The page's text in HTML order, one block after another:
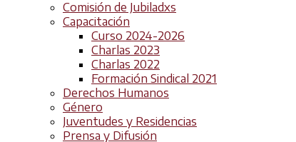
Comisión de Jubiladxs
Capacitación
Curso 2024-2026
Charlas 2023
Charlas 2022
Formación Sindical 2021
Derechos Humanos
Género
Juventudes y Residencias
Prensa y Difusión